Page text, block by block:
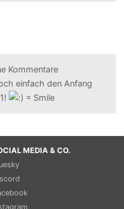
Kommentare
einfach den Anfang
MEDIA & CO.